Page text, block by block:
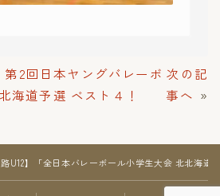
第2回日本ヤングバレーボ
海道予選 ベスト４！
次の記
事へ »
路U12】「全日本バレーボール小学生大会 北北海道